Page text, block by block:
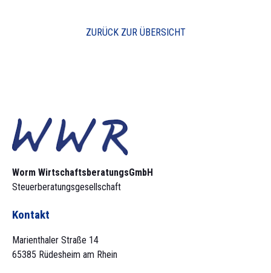
ZURÜCK ZUR ÜBERSICHT
Worm Wirtschaftsberatungs­GmbH
Steuerberatungsgesellschaft
Kontakt
Marienthaler Straße 14
65385 Rüdesheim am Rhein